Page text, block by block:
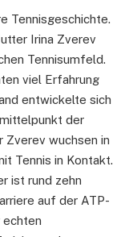
Tennisgeschichte.
Irina Zverev
Tennisumfeld.
viel Erfahrung
entwickelte sich
der
Zverev wuchsen in
Tennis in Kontakt.
ist rund zehn
auf der ATP-
echten